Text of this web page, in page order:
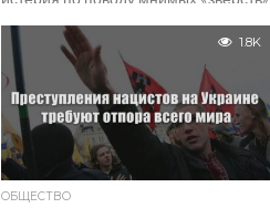
вблизи Киева. Жертв этих «зверств»
якобы обнаружили после...
1.8K
ОБЩЕСТВО